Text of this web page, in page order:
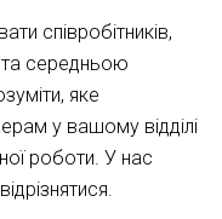
співробітників,
та середньою
яке
у вашому відділі
роботи. У нас